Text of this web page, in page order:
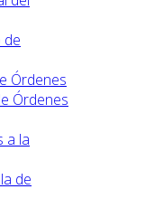
de
Órdenes
Órdenes
a la
de